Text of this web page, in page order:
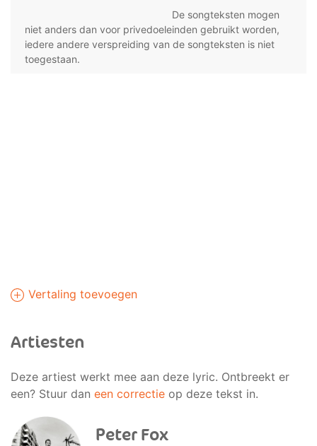
De songteksten mogen
niet anders dan voor privedoeleinden gebruikt worden,
iedere andere verspreiding van de songteksten is niet
toegestaan.
Vertaling toevoegen
Artiesten
Deze artiest werkt mee aan deze lyric. Ontbreekt er
een? Stuur dan een correctie op deze tekst in.
Peter Fox